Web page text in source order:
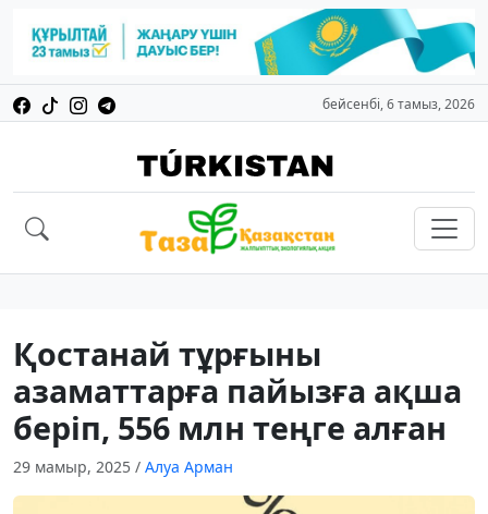
бейсенбі, 6 тамыз, 2026
Қостанай тұрғыны
азаматтарға пайызға ақша
беріп, 556 млн теңге алған
29 мамыр, 2025 / Алуа Арман